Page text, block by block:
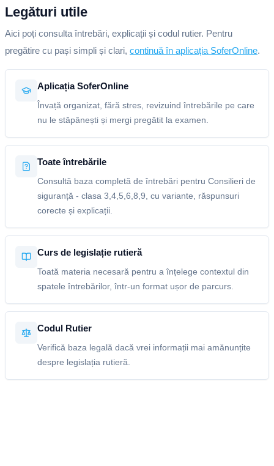
Legături utile
Aici poți consulta întrebări, explicații și codul rutier. Pentru
pregătire cu pași simpli și clari, continuă în aplicația SoferOnline.
Aplicația SoferOnline
Învață organizat, fără stres, revizuind întrebările pe care
nu le stăpânești și mergi pregătit la examen.
Toate întrebările
Consultă baza completă de întrebări pentru Consilieri de
siguranță - clasa 3,4,5,6,8,9, cu variante, răspunsuri
corecte și explicații.
Curs de legislație rutieră
Toată materia necesară pentru a înțelege contextul din
spatele întrebărilor, într-un format ușor de parcurs.
Codul Rutier
Verifică baza legală dacă vrei informații mai amănunțite
despre legislația rutieră.